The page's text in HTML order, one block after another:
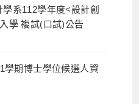
系112學年度<設計創
學 複試(口試)公告
學期博士學位候選人資